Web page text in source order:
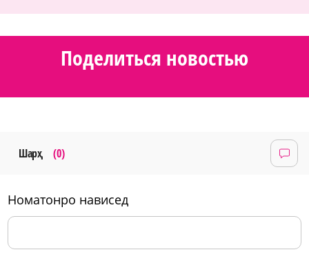
Поделиться новостью
Шарҳ (0)
номатонро нависед